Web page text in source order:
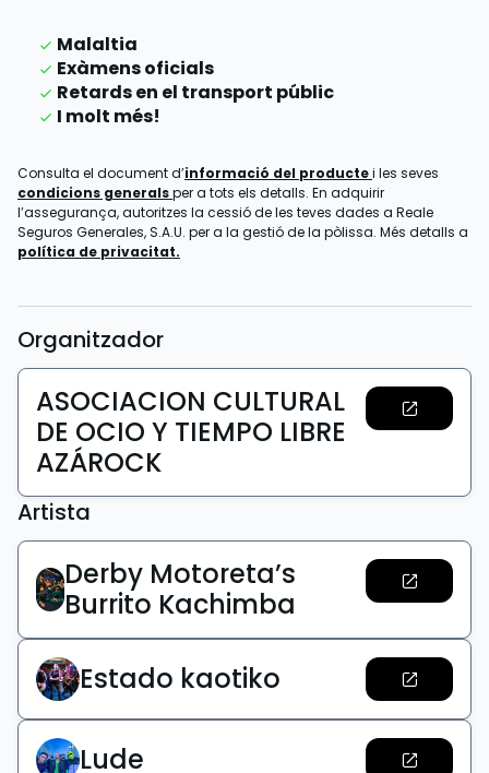
Malaltia
Exàmens oficials
Retards en el transport públic
I molt més!
Consulta el document d’informació del productei les seves
condicions generalsper a tots els detalls. En adquirir
l’assegurança, autoritzes la cessió de les teves dades a Reale
Seguros Generales, S.A.U. per a la gestió de la pòlissa. Més detalls a
política de privacitat.
Organitzador
ASOCIACION CULTURAL
DE OCIO Y TIEMPO LIBRE
AZÁROCK
Artista
Derby Motoreta’s
Burrito Kachimba
Estado kaotiko
Lude